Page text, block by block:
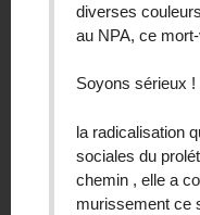
diverses
au NPA, ce
Soyons sérieux !
la radicalisation
sociales du
chemin , elle a
murissement ce